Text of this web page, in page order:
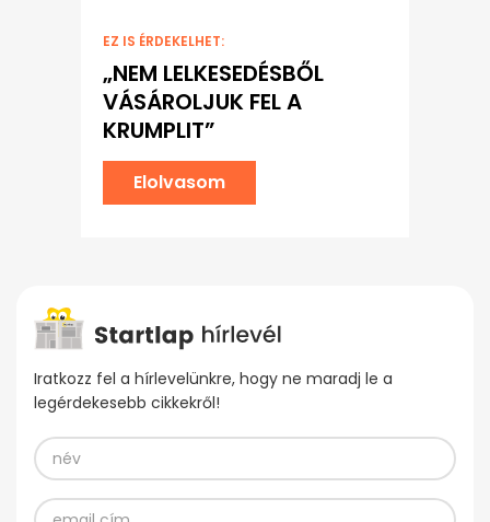
EZ IS ÉRDEKELHET:
„NEM LELKESEDÉSBŐL
VÁSÁROLJUK FEL A
KRUMPLIT”
Elolvasom
Iratkozz fel a hírlevelünkre, hogy ne maradj le a
legérdekesebb cikkekről!